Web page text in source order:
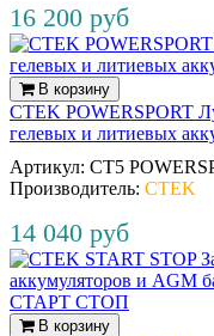
16 200 руб
В корзину
CTEK POWERSPORT
гелевых и литиевых
Артикул: CT5
Производитель: CTEK
14 040 руб
В корзину